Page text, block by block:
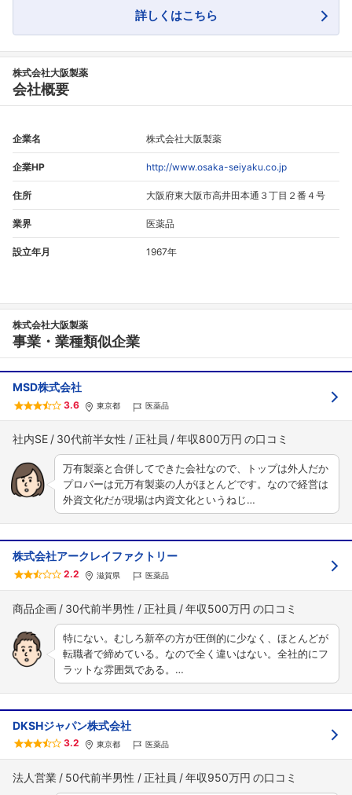
こちらの企業もフォローしませんか？
詳しくはこちら
株式会社大阪製薬
会社概要
企業名 株式会社大阪製薬
企業HP http://www.osaka-seiyaku.co.jp
住所 大阪府東大阪市高井田本通３丁目２番４号
業界 医薬品
設立年月 1967年
株式会社大阪製薬
事業・業種類似企業
MSD株式会社
3.6 東京都 医薬品
社内SE 30代前半女性 正社員 年収800万円
万有製薬と合併してできた会社なので、トップは外人だか
プロパーは元万有製薬の人がほとんどです。なので経営は
外資文化だが現場は内資文化というねじ…
株式会社アークレイファクトリー
2.2 滋賀県 医薬品
商品企画 30代前半男性 正社員 年収500万円
特にない。むしろ新卒の方が圧倒的に少なく、ほとんどが
転職者で締めている。なので全く違いはない。全社的にフ
ラットな雰囲気である。…
DKSHジャパン株式会社
3.2 東京都 医薬品
法人営業 50代前半男性 正社員 年収950万円